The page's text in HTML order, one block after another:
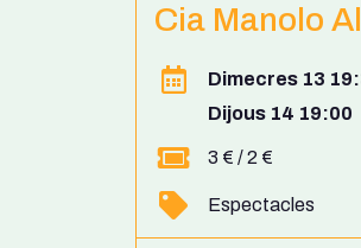
Cia Manolo
Dimecres 13
Dijous 14 19:00
3 € / 2 €
Espectacles